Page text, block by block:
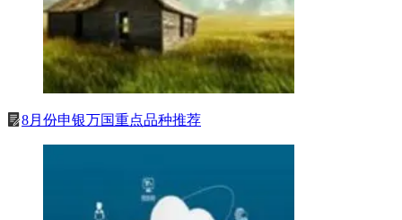
8月份申银万国重点品种推荐